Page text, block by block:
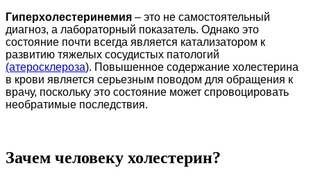
Гиперхолестеринемия – это не самостоятельный
диагноз, а лабораторный показатель. Однако это
состояние почти всегда является катализатором к
развитию тяжелых сосудистых патологий
(атеросклероза). Повышенное содержание холестерина
в крови является серьезным поводом для обращения к
врачу, поскольку это состояние может спровоцировать
необратимые последствия.
Зачем человеку холестерин?